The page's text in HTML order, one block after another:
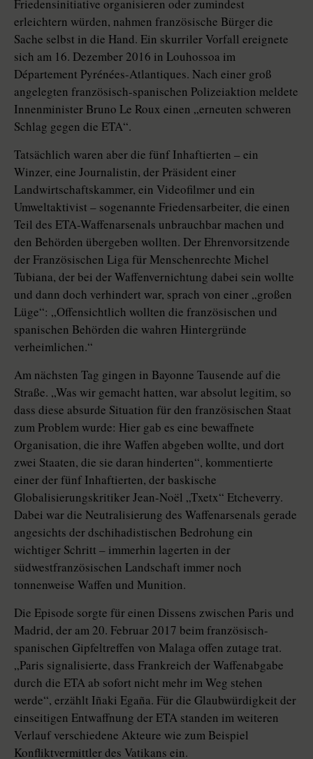
Friedensinitiative organisieren oder zumindest
erleichtern würden, nahmen französische Bürger die
Sache selbst in die Hand. Ein skurriler Vorfall ereignete
sich am 16. Dezember 2016 in Louhossoa im
Département Pyrénées-Atlantiques. Nach einer groß
angelegten französisch-spanischen Polizeiaktion meldete
Innenminister Bruno Le Roux einen „erneuten schweren
Schlag gegen die ETA“.
Tatsächlich waren aber die fünf Inhaftierten – ein
Winzer, eine Journalistin, der Präsident einer
Landwirtschaftskammer, ein Videofilmer und ein
Umweltaktivist – sogenannte Friedensarbeiter, die einen
Teil des ETA-Waffenarsenals unbrauchbar machen und
den Behörden übergeben wollten. Der Ehrenvorsitzende
der Französischen Liga für Menschenrechte Michel
Tubiana, der bei der Waffenvernichtung dabei sein wollte
und dann doch verhindert war, sprach von einer „großen
Lüge“: „Offensichtlich wollten die französischen und
spanischen Behörden die wahren Hintergründe
verheimlichen.“
Am nächsten Tag gingen in Ba­yonne Tausende auf die
Straße. „Was wir gemacht hatten, war absolut legitim, so
dass diese absurde Situation für den französischen Staat
zum Pro­blem wurde: Hier gab es eine bewaffnete
Organisation, die ihre Waffen abgeben wollte, und dort
zwei Staaten, die sie daran hinderten“, kommentierte
einer der fünf Inhaftierten, der baskische
Globalisierungskritiker Jean-Noël „Txetx“ Etcheverry.
Dabei war die Neutralisierung des Waffenarsenals gerade
angesichts der dschihadistischen Bedrohung ein
wichtiger Schritt – immerhin lagerten in der
südwestfranzösischen Landschaft immer noch
tonnenweise Waffen und Munition.
Die Episode sorgte für einen Dissens zwischen Paris und
Madrid, der am 20. Februar 2017 beim französisch-
spanischen Gipfeltreffen von Malaga offen zutage trat.
„Paris signalisierte, dass Frankreich der Waffenabgabe
durch die ETA ab sofort nicht mehr im Weg stehen
werde“, erzählt Iñaki Egaña. Für die Glaubwürdigkeit der
einseitigen Entwaffnung der ETA standen im weiteren
Verlauf verschiedene Akteure wie zum Beispiel
Konfliktvermittler des Vatikans ein.